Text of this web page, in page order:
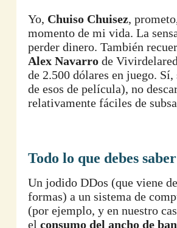
Yo, Chuiso Chuisez,
momento de mi vida. La
perder dinero. También
Alex Navarro de
de 2.500 dólares en juego.
de esos de película), no
relativamente fáciles de
Todo lo que debes
Un jodido DDos (que viene
formas) a un sistema de
(por ejemplo, y en nuestro
el consumo del ancho de